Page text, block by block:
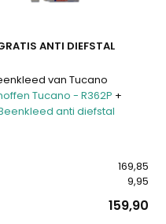
ANTI DIEFSTAL
van Tucano
Tucano - R362P +
anti diefstal
169,85
9,95
159,90